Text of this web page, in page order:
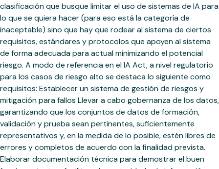
clasificación que busque limitar el uso de sistemas de IA para
lo que se quiera hacer (para eso está la categoría de
inaceptable) sino que hay que rodear al sistema de ciertos
requisitos, estándares y protocolos que apoyen al sistema
de forma adecuada para actual minimizando el potencial
riesgo. A modo de referencia en el IA Act, a nivel regulatorio
para los casos de riesgo alto se destaca lo siguiente como
requisitos: Establecer un sistema de gestión de riesgos y
mitigación para fallos Llevar a cabo gobernanza de los datos,
garantizando que los conjuntos de datos de formación,
validación y prueba sean pertinentes, suficientemente
representativos y, en la medida de lo posible, estén libres de
errores y completos de acuerdo con la finalidad prevista.
Elaborar documentación técnica para demostrar el buen